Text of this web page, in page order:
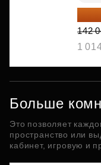
137
142
1
Больше
Это позволяет
пространство или
кабинет, игровую и